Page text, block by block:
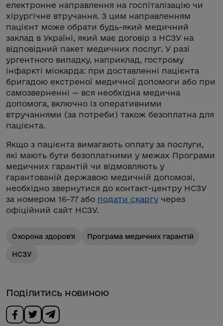
електронне направлення на госпіталізацію чи
хірургічне втручання. З цим направленням
пацієнт може обрати будь-який медичний
заклад в Україні, який має договір з НСЗУ на
відповідний пакет медичних послуг. У разі
ургентного випадку, наприклад, гострому
інфаркті міокарда: при доставленні пацієнта
бригадою екстреної медичної допомоги або при
самозверненні — вся необхідна медична
допомога, включно із оперативними
втручаннями (за потреби) також безоплатна для
пацієнта.
Якщо з пацієнта вимагають оплату за послуги,
які мають бути безоплатними у межах Програми
медичних гарантій чи відмовляють у
гарантованій державою медичній допомозі,
необхідно звернутися до контакт-центру НСЗУ
за номером 16-77 або подати скаргу через
офіційний сайт НСЗУ.
Охорона здоров'я Програма медичних гарантій
НСЗУ
Поділитись новиною